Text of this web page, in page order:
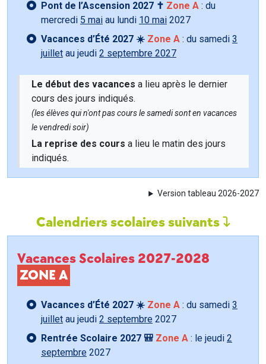
Pont de l’Ascension 2027 ✝️ Zone A : du
mercredi 5 mai au lundi 10 mai 2027
Vacances d’Été 2027 ☀️ Zone A : du samedi 3
juillet au jeudi 2 septembre 2027
Le début des vacances a lieu après le dernier
cours des jours indiqués.
(les élèves qui n'ont pas cours le samedi sont en vacances
le vendredi soir)
La reprise des cours a lieu le matin des jours
indiqués.
Version tableau 2026-2027
Calendriers scolaires suivants
Vacances Scolaires 2027-2028
ZONE A
Vacances d’Été 2027 ☀️ Zone A : du samedi 3
juillet au jeudi 2 septembre 2027
Rentrée Scolaire 2027 🎒 Zone A : le jeudi 2
septembre 2027